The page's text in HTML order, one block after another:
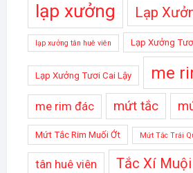
lạp xưởng Lạp
lạp xưởng tân huê viên Lạp Xưởng
Lạp Xưởng Tươi Cai Lậy me
me rim đác mứt tắc
Mứt Tắc Rim Muối Ớt Mứt Tắc Trái
tân huê viên Tắc Xí Muội